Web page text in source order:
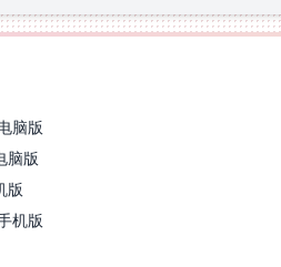
脑版
脑版
版
机版